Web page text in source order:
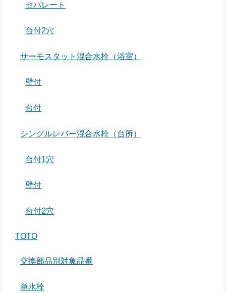
セパレート
台付2穴
サーモスタット混合水栓（浴室）
壁付
台付
シングルレバー混合水栓（台所）
台付1穴
壁付
台付2穴
TOTO
交換部品別対象品番
単水栓